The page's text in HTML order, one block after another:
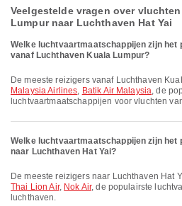
Veelgestelde vragen over
Lumpur naar Luchthaven Hat Yai
Welke luchtvaartmaatschappijen zijn het
vanaf Luchthaven Kuala Lumpur?
De meeste reizigers vanaf Luchthaven
Malaysia Airlines, Batik Air Malaysia, de
luchtvaartmaatschappijen voor vluchten
Welke luchtvaartmaatschappijen zijn het
naar Luchthaven Hat Yai?
De meeste reizigers naar Luchthaven Hat
Thai Lion Air, Nok Air, de populairste
luchthaven.